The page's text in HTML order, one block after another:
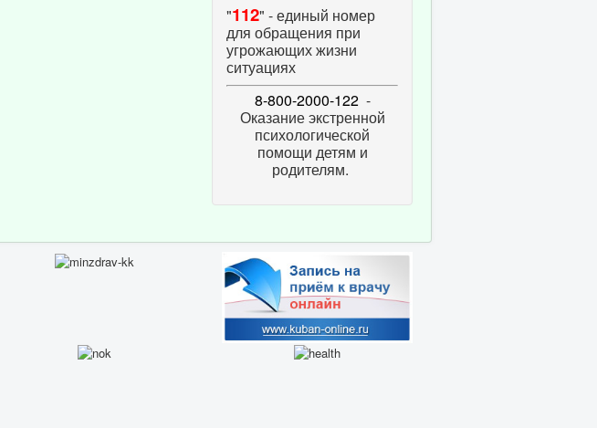
"112" - единый номер
для обращения при
угрожающих жизни
ситуациях
8-800-2000-122-
Оказание экстренной
психологической
помощи детям и
родителям.